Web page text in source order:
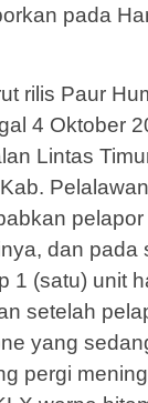
pada
rilis Paur
4 Oktober
Lintas
dan pada
1 (satu) unit
setelah
yang
pergi